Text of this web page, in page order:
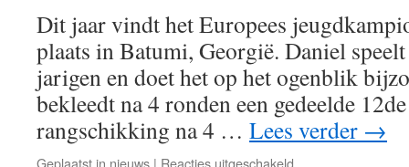
Dit jaar vindt het Europees
plaats in Batumi, Georgië. Daniel
jarigen en doet het op het ogenblik
bekleedt na 4 ronden een gedeelde
rangschikking na 4 … Lees verder →
Geplaatst in nieuws | Reacties uitgeschakeld